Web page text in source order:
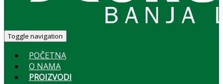
Toggle navigation
POČETNA
O NAMA
PROIZVODI